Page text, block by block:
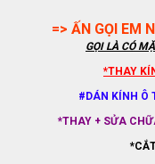
=> ẤN GỌI EM
GỌI LÀ CÓ
*THAY
#DÁN KÍNH Ô
*THAY + SỬA